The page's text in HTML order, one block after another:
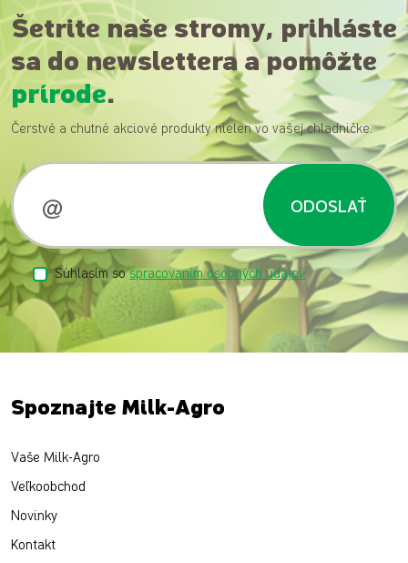
Šetrite naše stromy, prihláste
sa do newslettera a pomôžte
prírode.
Čerstvé a chutné akciové produkty nielen vo vašej chladničke.
ODOSLAŤ
Súhlasím sospracovaním osobných údajov
Spoznajte Milk-Agro
Vaše Milk-Agro
Veľkoobchod
Novinky
Kontakt